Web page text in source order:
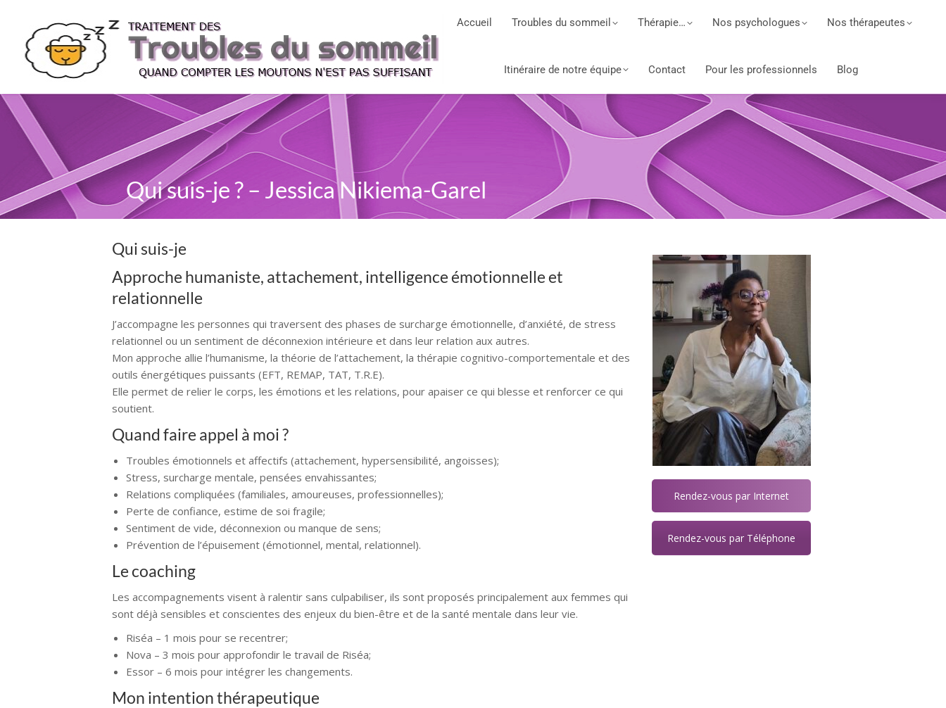
Accueil Troubles du sommeil Thérapie… Nos psychologues Nos thérapeutes
Itinéraire de notre équipe Contact Pour les professionnels Blog
Qui suis-je ? – Jessica Nikiema-Garel
Qui suis-je
Approche humaniste, attachement, intelligence émotionnelle et
relationnelle
J’accompagne les personnes qui traversent des phases de surcharge émotionnelle, d’anxiété, de stress
relationnel ou un sentiment de déconnexion intérieure et dans leur relation aux autres.
Mon approche allie l’humanisme, la théorie de l’attachement, la thérapie cognitivo-comportementale et des
outils énergétiques puissants (EFT, REMAP, TAT, T.R.E).
Elle permet de relier le corps, les émotions et les relations, pour apaiser ce qui blesse et renforcer ce qui
soutient.
Quand faire appel à moi ?
Troubles émotionnels et affectifs (attachement, hypersensibilité, angoisses);
Stress, surcharge mentale, pensées envahissantes;
Relations compliquées (familiales, amoureuses, professionnelles);
Perte de confiance, estime de soi fragile;
Sentiment de vide, déconnexion ou manque de sens;
Prévention de l’épuisement (émotionnel, mental, relationnel).
Le coaching
Les accompagnements visent à ralentir sans culpabiliser, ils sont proposés principalement aux femmes qui
sont déjà sensibles et conscientes des enjeux du bien-être et de la santé mentale dans leur vie.
Riséa – 1 mois pour se recentrer;
Nova – 3 mois pour approfondir le travail de Riséa;
Essor – 6 mois pour intégrer les changements.
Mon intention thérapeutique
Rendez-vous par Internet
Rendez-vous par Téléphone